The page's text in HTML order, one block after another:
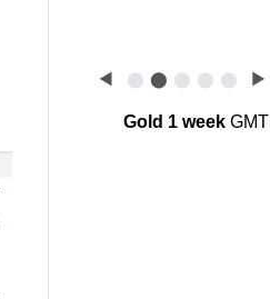
◀ ⬤ ⬤ ⬤ ⬤ ⬤ ▶
Gold 1 weekGMT